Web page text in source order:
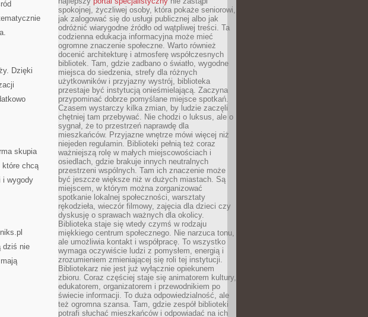
Dzięki
skupia
które chcą
i wygody
dziś nie
spokojnej, życzliwej osoby, która pokaże seniorowi,
jak zalogować się do usługi publicznej albo jak
odróżnić wiarygodne źródło od wątpliwej treści. Ta
codzienna edukacja informacyjna może mieć
ogromne znaczenie społeczne. Warto również
docenić architekturę i atmosferę współczesnych
bibliotek. Tam, gdzie zadbano o światło, wygodne
miejsca do siedzenia, strefy dla różnych
użytkowników i przyjazny wystrój, biblioteka
przestaje być instytucją onieśmielającą. Zaczyna
przypominać dobrze pomyślane miejsce spotkań.
Czasem wystarczy kilka zmian, by ludzie zaczęli
chętniej tam przebywać. Nie chodzi o luksus, ale o
sygnał, że to przestrzeń naprawdę dla
mieszkańców. Przyjazne wnętrze mówi więcej niż
niejeden regulamin. Biblioteki pełnią też coraz
ważniejszą rolę w małych miejscowościach i
osiedlach, gdzie brakuje innych neutralnych
przestrzeni wspólnych. Tam ich znaczenie może
być jeszcze większe niż w dużych miastach. Są
miejscem, w którym można zorganizować
spotkanie lokalnej społeczności, warsztaty
rękodzieła, wieczór filmowy, zajęcia dla dzieci czy
dyskusję o sprawach ważnych dla okolicy.
Biblioteka staje się wtedy czymś w rodzaju
miękkiego centrum społecznego. Nie narzuca tonu,
ale umożliwia kontakt i współpracę. To wszystko
wymaga oczywiście ludzi z pomysłem, energią i
zrozumieniem zmieniającej się roli tej instytucji.
Bibliotekarz nie jest już wyłącznie opiekunem
zbioru. Coraz częściej staje się animatorem kultury,
edukatorem, organizatorem i przewodnikiem po
świecie informacji. To duża odpowiedzialność, ale
też ogromna szansa. Tam, gdzie zespół biblioteki
potrafi słuchać mieszkańców i odpowiadać na ich